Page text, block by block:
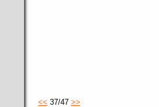
<< 37/47 >>